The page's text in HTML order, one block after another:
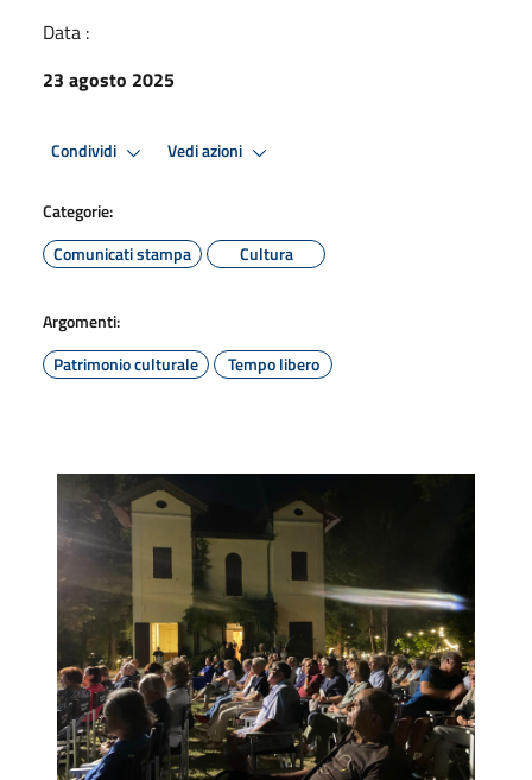
Data :
23 agosto 2025
Condividi Vedi azioni
Categorie:
Comunicati stampa
Cultura
Argomenti:
Patrimonio culturale
Tempo libero